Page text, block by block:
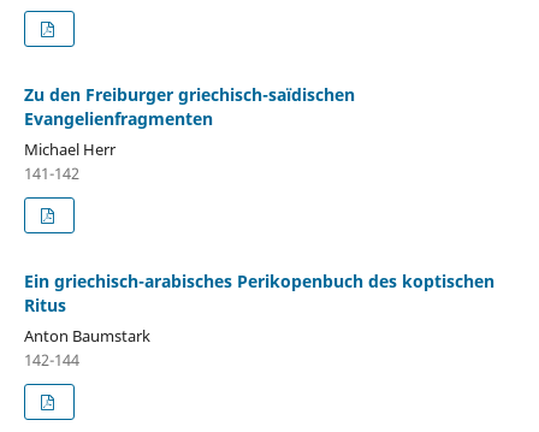
Zu den Freiburger griechisch-saïdischen
Evangelienfragmenten
Michael Herr
141-142
Ein griechisch-arabisches Perikopenbuch des koptischen
Ritus
Anton Baumstark
142-144